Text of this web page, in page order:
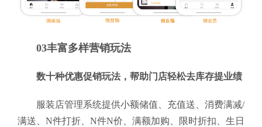
03丰富多样营销玩法
数十种优惠促销玩法，帮助门店轻松去库存提业绩
服装店管理系统提供小额储值、充值送、消费满减/
满送、N件打折、N件N价、满额加购、限时折扣、生日